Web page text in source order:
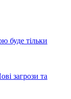
буде тільки
загрози та